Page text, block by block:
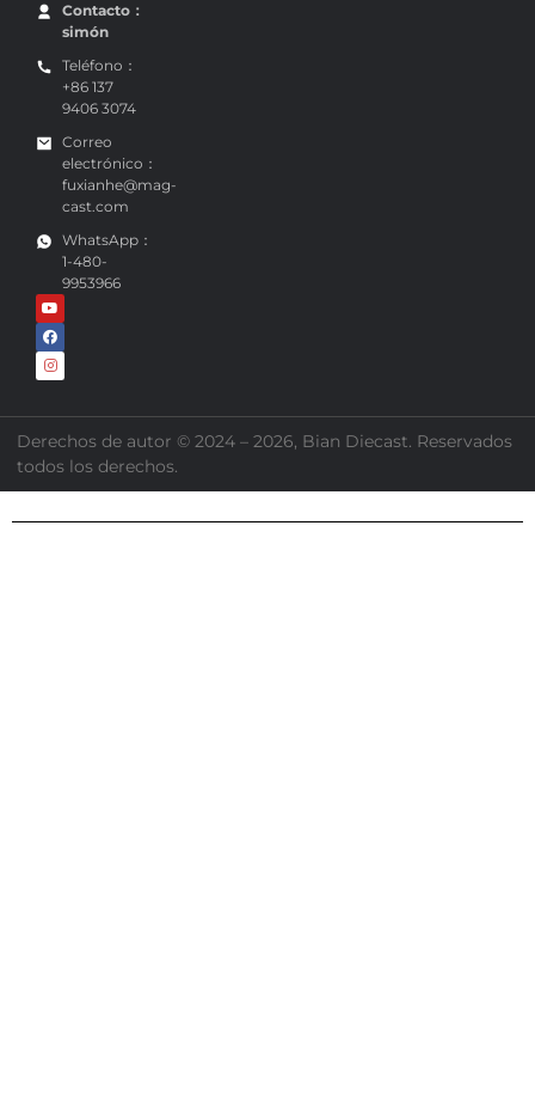
Contacto：
simón
Teléfono：
+86 137
9406 3074
Correo
electrónico：
fuxianhe@mag-
cast.com
WhatsApp：
1-480-
9953966
Derechos de autor © 2024 – 2026, Bian Diecast. Reservados
todos los derechos.